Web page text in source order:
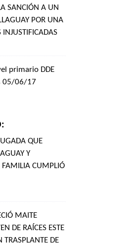
SANCIÓN A UN
POR UNA
INJUSTIFICADAS
primario DDE
05/06/17
QUE
Y
FAMILIA CUMPLIÓ
MAITE
DE RAÍCES ESTE
TRASPLANTE DE